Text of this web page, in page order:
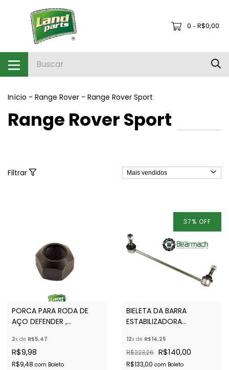
0 - R$0,00
Início - Range Rover - Range Rover Sport
Range Rover Sport
Filtrar
PORCA PARA RODA DE
AÇO DEFENDER ,
ROVER CLASSIC -
BRITPART - RRD500010 -
90577473
2x de R$5,47
R$9,98
R$9,48 com Boleto
37% OFF
BIELETA DA BARRA
ESTABILIZADORA
DISCOVERY 3 E 4 -
BEARMACH - RBM500140
12x de R$14,25
R$223,26 R$140,00
R$133,00 com Boleto